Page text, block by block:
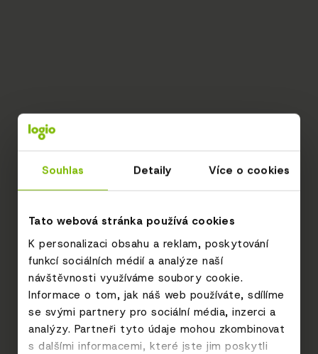
Souhlas Detaily Více o cookies
Tato webová stránka používá cookies
K personalizaci obsahu a reklam, poskytování
funkcí sociálních médií a analýze naší
návštěvnosti využíváme soubory cookie.
Informace o tom, jak náš web používáte, sdílíme
se svými partnery pro sociální média, inzerci a
analýzy. Partneři tyto údaje mohou zkombinovat
s dalšími informacemi, které jste jim poskytli